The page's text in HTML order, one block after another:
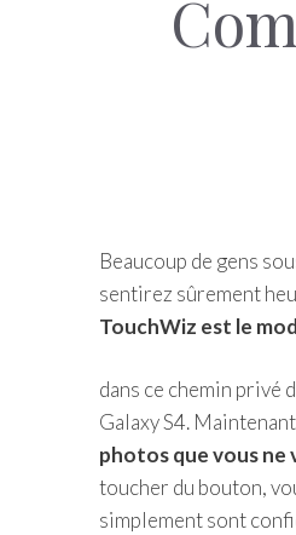
Beaucoup de gens
sentirez sûrement
TouchWiz est le
dans ce chemin privé
Galaxy S4.
photos que vous ne
toucher du bouton,
simplement sont